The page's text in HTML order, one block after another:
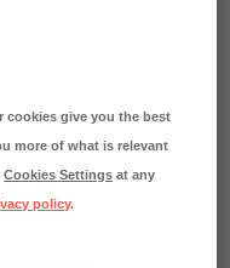
cookies give you the best
more of what is relevant
Cookies Settings at any
policy.